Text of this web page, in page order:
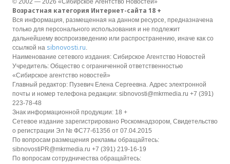
Возрастная категория Интернет-сайта 18 +
Вся информация, размещенная на данном ресурсе, предназначена
только для персонального использования и не подлежит
дальнейшему воспроизведению или распространению, иначе как со
ссылкой на sibnovosti.ru
Наименование сетевого издания: Сибирское Агентство Новостей
Учредитель: Общество с ограниченной ответственностью
«Сибирское агентство новостей»
Главный редактор: Пузевич Елена Сергеевна. Адрес электронной
почты и номер телефона редакции: sibnovosti@mkrmedia.ru +7 (391)
223-78-48
Знак информационной продукции: 18 +
Сетевое издание зарегистрировано Роскомнадзором, Свидетельство
о регистрации Эл № ФС77-61356 от 07.04.2015
По вопросам размещения рекламы обращайтесь:
sibnovostiPR@mkrmedia.ru +7 (391) 219-16-19
По вопросам сотрудничества обращайтесь: